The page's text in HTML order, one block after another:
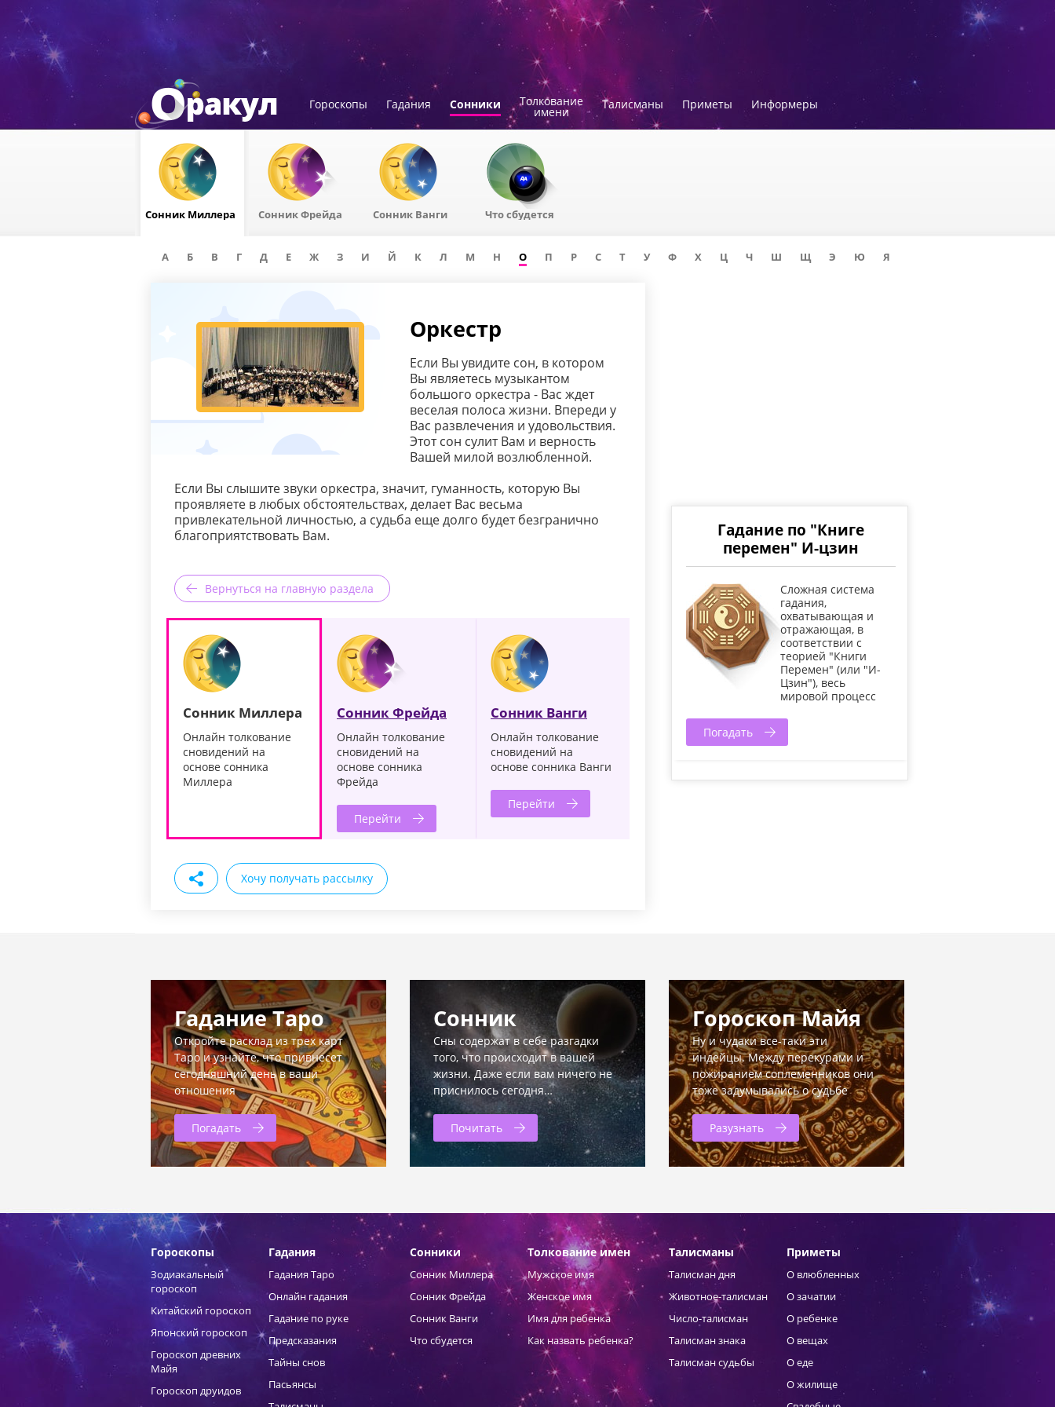
Гороскопы Гадания Сонники Толкование
имени
Талисманы Приметы Информеры
Сонник Миллера Сонник Фрейда Сонник Ванги Что сбудется
А Б В Г Д Е Ж З И Й К Л М Н О П Р С Т У Ф Х Ц Ч Ш Щ Э Ю Я
Оркестр
Если Вы увидите сон, в котором
Вы являетесь музыкантом
большого оркестра - Вас ждет
веселая полоса жизни. Впереди у
Вас развлечения и удовольствия.
Этот сон сулит Вам и верность
Вашей милой возлюбленной.
Если Вы слышите звуки оркестра, значит, гуманность, которую Вы
проявляете в любых обстоятельствах, делает Вас весьма
привлекательной личностью, а судьба еще долго будет безгранично
благоприятствовать Вам.
Вернуться на главную раздела
Сонник Миллера
Онлайн толкование
сновидений на
основе сонника
Миллера
Сонник Фрейда
Онлайн толкование
сновидений на
основе сонника
Фрейда
Перейти
Сонник Ванги
Онлайн толкование
сновидений на
основе сонника Ванги
Перейти
Хочу получать рассылку
Гадание по "Книге
перемен" И-цзин
Cложная система
гадания,
охватывающая и
отражающая, в
соответствии с
теорией "Книги
Перемен" (или "И-
Цзин"), весь
мировой процесс
Погадать
Гадание Таро
Откройте расклад из трех карт
Таро и узнайте, что привнесет
сегодняшний день в ваши
отношения
Погадать
Сонник
Сны содержат в себе разгадки
того, что происходит в вашей
жизни. Даже если вам ничего не
приснилось сегодня…
Почитать
Гороскоп Майя
Ну и чудаки все-таки эти
индейцы. Между перекурами и
пожиранием соплеменников они
тоже задумывались о судьбе
Разузнать
Гороскопы
Зодиакальный
гороскоп
Китайский гороскоп
Японский гороскоп
Гороскоп древних
Майя
Гороскоп друидов
Гадания
Гадания Таро
Онлайн гадания
Гадание по руке
Предсказания
Тайны снов
Пасьянсы
Сонники
Сонник Миллера
Сонник Фрейда
Сонник Ванги
Что сбудется
Толкование имен
Мужское имя
Женское имя
Имя для ребенка
Как назвать ребенка?
Талисманы
Талисман дня
Животное-талисман
Число-талисман
Талисман знака
Талисман судьбы
Приметы
О влюбленных
О зачатии
О ребенке
О вещах
О еде
О жилище